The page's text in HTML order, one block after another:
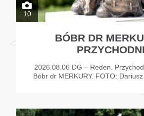
10
BÓBR DR
PRZYCHODNI
2026.08.06 DG – Reden.
Bóbr dr MERKURY. FOTO: